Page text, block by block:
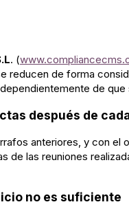
. (
reducen de forma
de que
después de
anteriores, y con
de las reuniones
no es suficiente